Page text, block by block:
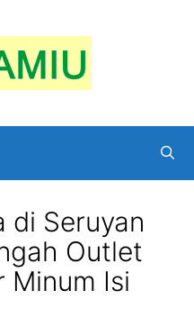
di Seruyan
Outlet
Minum Isi